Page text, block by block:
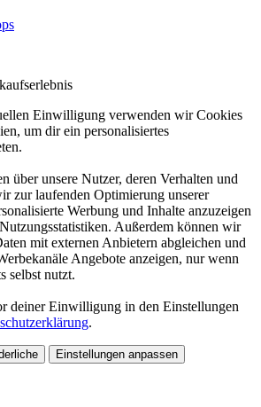
Einwilligung verwenden wir Cookies
um dir ein personalisiertes
über unsere Nutzer, deren Verhalten und
zur laufenden Optimierung unserer
Werbung und Inhalte anzuzeigen
Außerdem können wir
mit externen Anbietern abgleichen und
Angebote anzeigen, nur wenn
selbst nutzt.
deiner Einwilligung in den Einstellungen
.
Einstellungen anpassen